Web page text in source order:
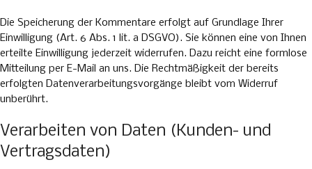
Die Speicherung der Kommentare erfolgt auf Grundlage Ihrer
Einwilligung (Art. 6 Abs. 1 lit. a DSGVO). Sie können eine von Ihnen
erteilte Einwilligung jederzeit widerrufen. Dazu reicht eine formlose
Mitteilung per E-Mail an uns. Die Rechtmäßigkeit der bereits
erfolgten Datenverarbeitungsvorgänge bleibt vom Widerruf
unberührt.
Verarbeiten von Daten (Kunden- und
Vertragsdaten)